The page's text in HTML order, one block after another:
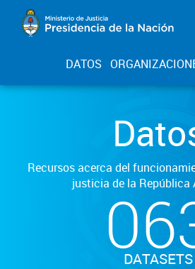
DATOS
Recursos acerca del
justicia de la República
DATASETS